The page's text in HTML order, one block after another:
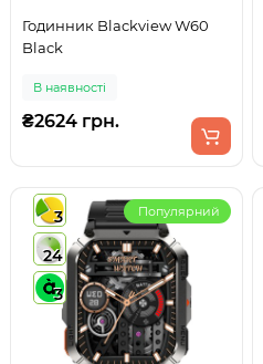
Годинник Blackview W60
Black
В наявності
₴2624 грн.
3
24
3
Популярний